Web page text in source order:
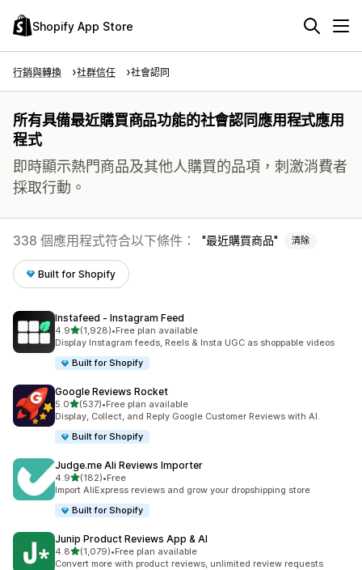
Shopify App Store
行銷與轉換 社群信任 社會認同
所有具備最近購買商品功能的社會認同應用程式應用
程式
即時顯示熱門商品及其他人購買的品項，刺激消費者
採取行動。
338 個應用程式符合以下條件： 最近購買商品 清除
Built for Shopify
Instafeed ‑ Instagram Feed
4.9滿分 5 顆星
(1,928)
共有 1928 則評價
•Free plan available
Display Instagram feeds, Reels & Insta UGC as shoppable videos
Built for Shopify
Google Reviews Rocket
5.0滿分 5 顆星
(537)
共有 537 則評價
•Free plan available
Display, Collect, and Reply Google Customer Reviews with AI.
Built for Shopify
Judge.me Ali Reviews Importer
4.9滿分 5 顆星
(182)
共有 182 則評價
•Free
Import AliExpress reviews and grow your dropshipping store
Built for Shopify
Junip Product Reviews App & AI
4.8滿分 5 顆星
(1,079)
共有 1079 則評價
•Free plan available
Convert more with product reviews, unlimited review requests